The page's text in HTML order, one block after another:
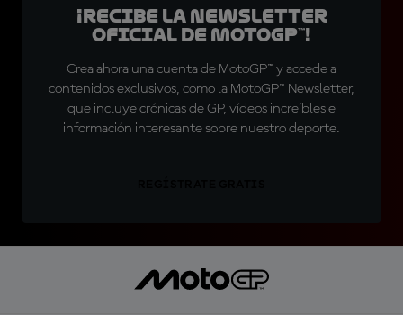
¡Recibe la Newsletter
oficial de MotoGP™!
Crea ahora una cuenta de MotoGP™ y accede a
contenidos exclusivos, como la MotoGP™ Newsletter,
que incluye crónicas de GP, vídeos increíbles e
información interesante sobre nuestro deporte.